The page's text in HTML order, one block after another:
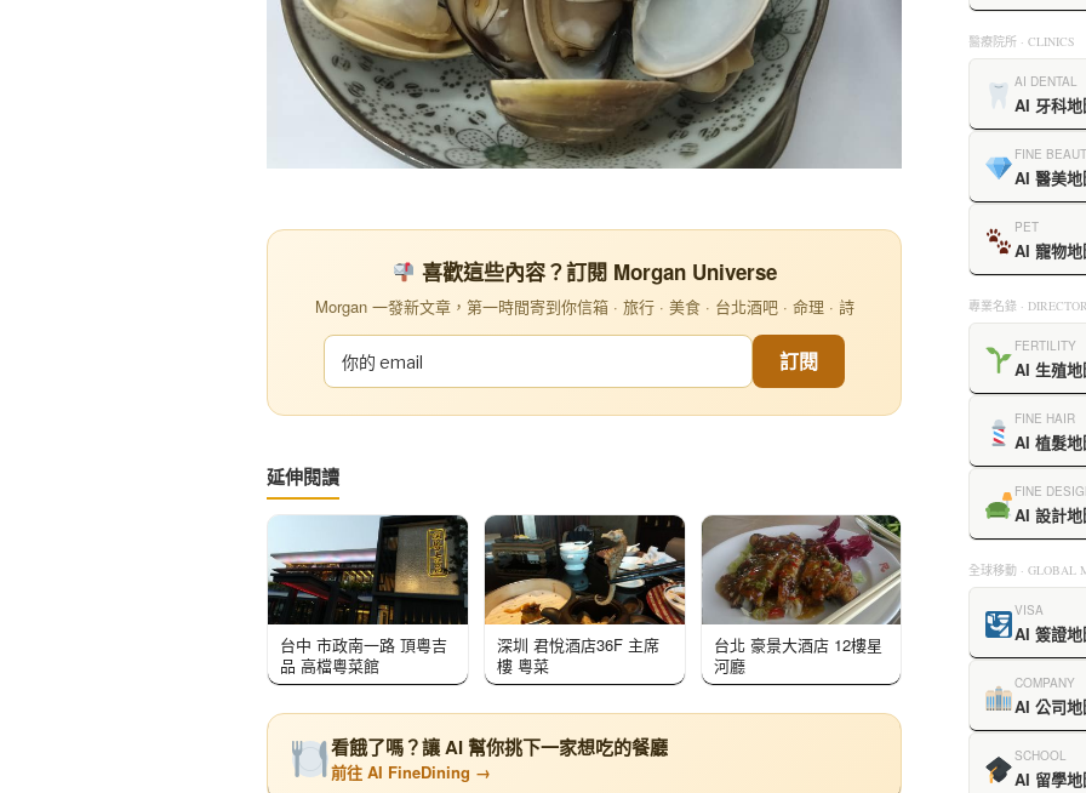
喜歡這些內容？訂閱 Morgan Universe
Morgan 一發新文章，第一時間寄到你信箱 · 旅行 · 美食 · 台北酒吧 · 命理 · 詩
訂閱
延伸閱讀
台中 市政南一路 頂粵吉
品 高檔粵菜館
深圳 君悅酒店36F 主席
樓 粵菜
台北 豪景大酒店 12樓星
河廳
看餓了嗎？讓 AI 幫你挑下一家想吃的餐廳
前往 AI FineDining →
醫療院所 · CLINICS
AI DENTAL
AI 牙科地
FINE
AI 醫美地
PET
AI 寵物地
專業名錄 ·
FERTILITY
AI 生殖地
FINE HAIR
AI 植髮地
FINE
AI 設計地
全球移動 · GLOBAL
VISA
AI 簽證地
COMPANY
AI 公司地
SCHOOL
AI 留學地